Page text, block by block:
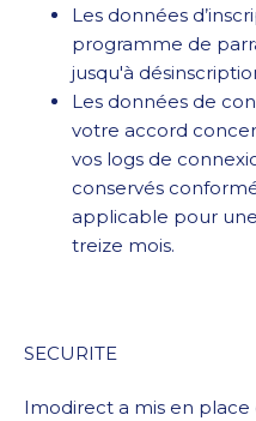
Les données
programme de
jusqu'à
Les données de
votre accord
vos logs de
conservés
applicable pour
treize mois.
SECURITE
Imodirect a mis en